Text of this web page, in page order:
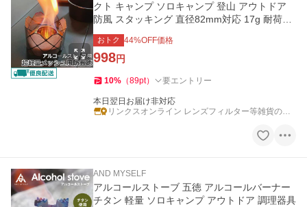
クト キャンプ ソロキャンプ 登山 アウトドア
防風 スタッキング 直径82mm対応 17g 耐荷重
1kg
おトク 44%OFF価格
998円
10% （89pt） 要エントリー
本日翌日お届け非対応
リンクスオンライン レンズフィルター等雑貨のお
AND MYSELF
アルコールストーブ 五徳 アルコールバーナー
チタン 軽量 ソロキャンプ アウトドア 調理器具